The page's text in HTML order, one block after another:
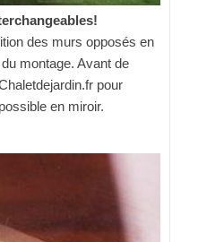
des murs opposés en
montage. Avant de
pour
en miroir.